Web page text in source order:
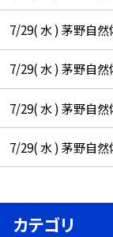
7/29( 水 ) 茅野自然
7/29( 水 ) 茅野自然
7/29( 水 ) 茅野自然
7/29( 水 ) 茅野自然
カテゴリ